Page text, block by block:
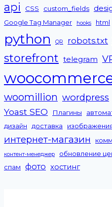
api CSS custom_fields
Google Tag Manager
hooks html
python QR robots.txt
storefront telegram
woomillion wordpress
Yoast SEO Плагины
дизайн доставка
интернет-магазин
контент-менеджер обновление
спам фото хостинг